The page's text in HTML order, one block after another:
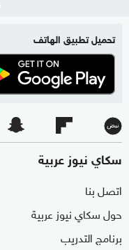
تحميل تطبيق الهاتف
سكاي نيوز عربية
اتصل بنا
حول سكاي نيوز عربية
برنامج التدريب